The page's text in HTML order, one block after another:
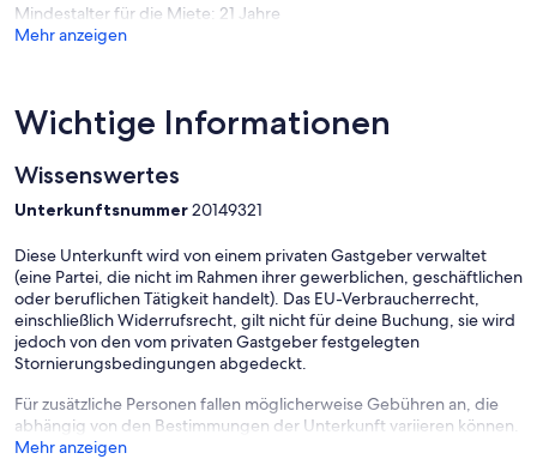
Mindestalter für die Miete: 21 Jahre
Mehr anzeigen
Wichtige Informationen
Wissenswertes
Unterkunftsnummer20149321
Diese Unterkunft wird von einem privaten Gastgeber verwaltet
(eine Partei, die nicht im Rahmen ihrer gewerblichen, geschäftlichen
oder beruflichen Tätigkeit handelt). Das EU-Verbraucherrecht,
einschließlich Widerrufsrecht, gilt nicht für deine Buchung, sie wird
jedoch von den vom privaten Gastgeber festgelegten
Stornierungsbedingungen abgedeckt.
Für zusätzliche Personen fallen möglicherweise Gebühren an, die
abhängig von den Bestimmungen der Unterkunft variieren können.
Mehr anzeigen